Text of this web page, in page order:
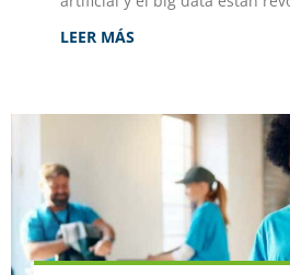
LEER MÁS